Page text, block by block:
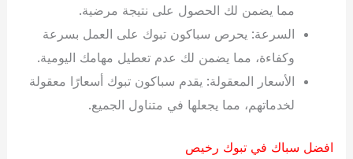
مما يضمن لك الحصول على نتيجة مرضية.
السرعة: يحرص سباكون تبوك على العمل بسرعة
وكفاءة، مما يضمن لك عدم تعطيل مهامك اليومية.
الأسعار المعقولة: يقدم سباكون تبوك أسعارًا معقولة
لخدماتهم، مما يجعلها في متناول الجميع.
افضل سباك في تبوك رخيص